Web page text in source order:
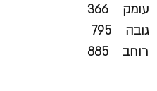
עומק 366
גובה 795
רוחב 885